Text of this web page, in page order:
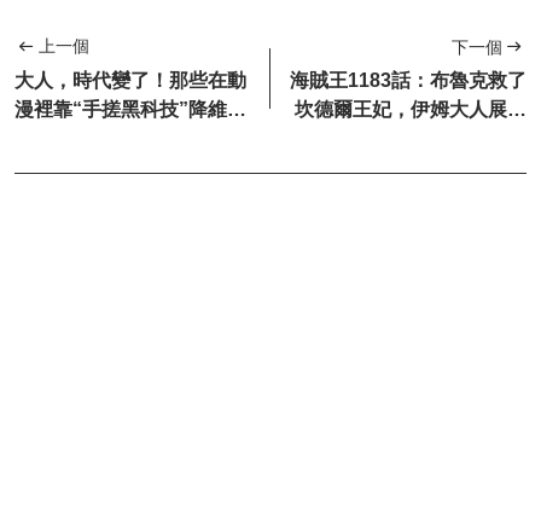
上一個
大人，時代變了！那些在動
漫裡靠“手搓黑科技”降維打
下一個
海賊王1183話：布魯克救了
坎德爾王妃，伊姆大人展示